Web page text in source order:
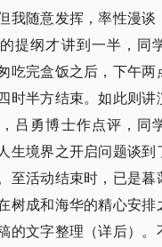
我随意发挥，率性漫谈
提纲才讲到一半，同
吃完盒饭之后，下午两
时半方结束。如此则讲
吕勇博士作点评，同
生境界之开启问题谈到
至活动结束时，已是暮
树成和海华的精心安排
的文字整理（详后）。